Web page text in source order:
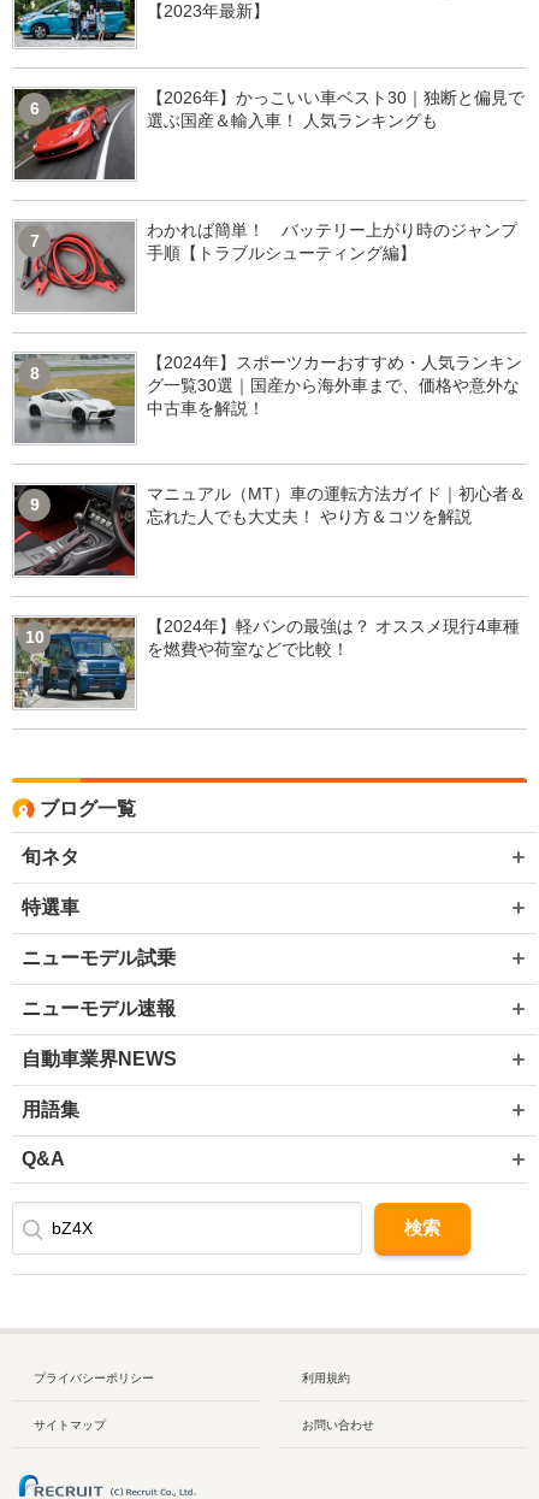
【2023年最新】
6
【2026年】かっこいい車ベスト30｜独断と偏見で
選ぶ国産＆輸入車！ 人気ランキングも
7
わかれば簡単！ バッテリー上がり時のジャンプ
手順【トラブルシューティング編】
8
【2024年】スポーツカーおすすめ・人気ランキン
グ一覧30選｜国産から海外車まで、価格や意外な
中古車を解説！
9
マニュアル（MT）車の運転方法ガイド｜初心者＆
忘れた人でも大丈夫！ やり方＆コツを解説
10
【2024年】軽バンの最強は？ オススメ現行4車種
を燃費や荷室などで比較！
ブログ一覧
旬ネタ
特選車
ニューモデル試乗
ニューモデル速報
自動車業界NEWS
用語集
Q&A
プライバシーポリシー 利用規約
サイトマップ お問い合わせ